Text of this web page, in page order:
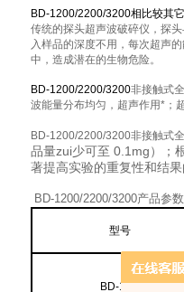
BD-1200/2200/3200相比较其
传统的探头超声波破碎仪，探
入样品的深度不用，每次超声
中，造成潜在的生物危险。
BD-1200/2200/3200非接触式
波能量分布均匀，超声作用*；
BD-1200/2200/3200非接触式
品量zui少可至 0.1mg）；
著提高实验的重复性和结果
BD-1200/2200/3200产品参数
型号
BD-1200